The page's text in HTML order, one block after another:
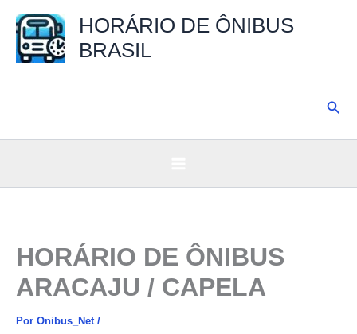
para
HORÁRIO DE ÔNIBUS
BRASIL
HORÁRIO DE ÔNIBUS
ARACAJU / CAPELA
Por Onibus_Net /